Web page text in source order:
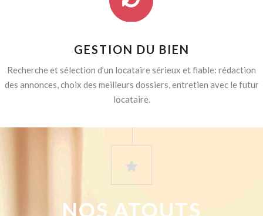
GESTION DU BIEN
Recherche et sélection d’un locataire sérieux et fiable: rédaction
des annonces, choix des meilleurs dossiers, entretien avec le futur
locataire.
NOS ATOUTS